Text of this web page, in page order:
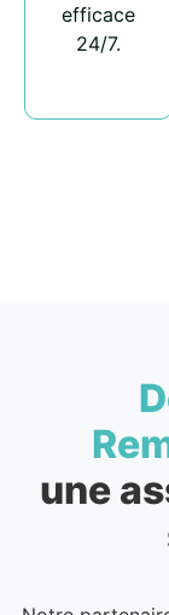
efficace
24/7.
une